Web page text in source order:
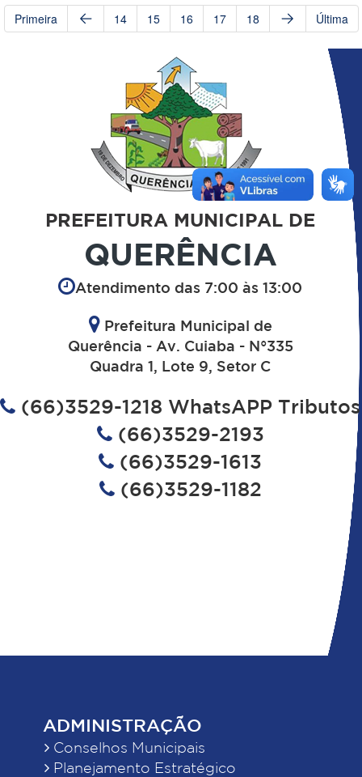
Primeira 14 15 16 17 18 Última
PREFEITURA MUNICIPAL DE
QUERÊNCIA
Atendimento das 7:00 às 13:00
Prefeitura Municipal de
Querência - Av. Cuiaba - N°335
Quadra 1, Lote 9, Setor C
(66)3529-1218 WhatsAPP Tributos
(66)3529-2193
(66)3529-1613
(66)3529-1182
ADMINISTRAÇÃO
Conselhos Municipais
Planejamento Estratégico